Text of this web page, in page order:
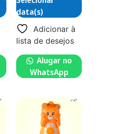
data(s)
Adicionar à
lista de desejos
Alugar no
WhatsApp